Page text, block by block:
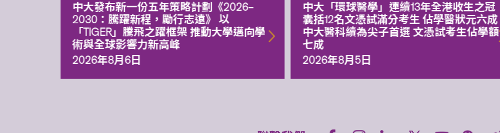
中大發布新一份五年策略計劃《2026‒
2030：騰躍新程，勵行志遠》 以
「TIGER」騰飛之躍框架 推動大學邁向學
術與全球影響力新高峰
2026年8月6日
中大「環球醫學」連續13年全港收生之冠
囊括12名文憑試滿分考生 佔學醫狀元六成
中大醫科續為尖子首選 文憑試考生佔學額
七成
2026年8月5日